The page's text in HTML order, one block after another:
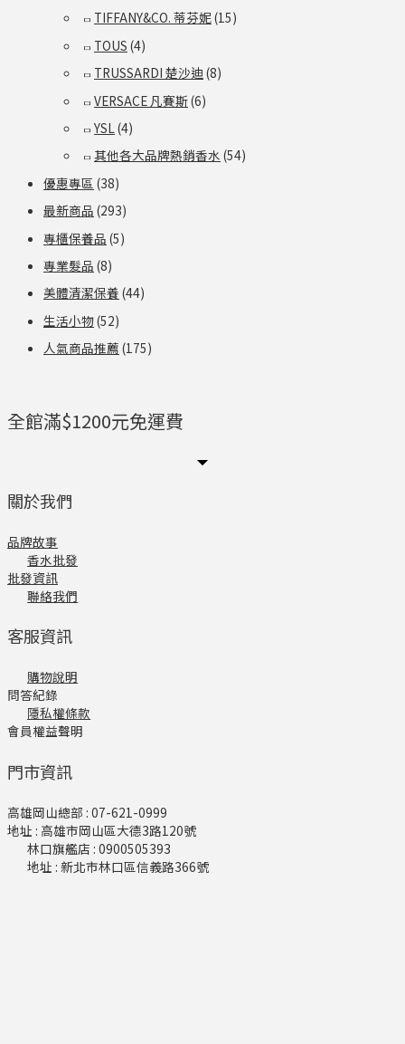
TIFFANY&CO. 蒂芬妮(15)
TOUS (4)
TRUSSARDI 楚沙迪 (8)
VERSACE 凡賽斯(6)
YSL (4)
其他各大品牌熱銷香水 (54)
優惠專區 (38)
最新商品 (293)
專櫃保養品 (5)
專業髮品 (8)
美體清潔保養 (44)
生活小物(52)
人氣商品推薦 (175)
全館滿$1200元免運費
關於我們
品牌故事
香水批發
批發資訊
聯絡我們
客服資訊
購物說明
問答紀錄
隱私權條款
會員權益聲明
門市資訊
高雄岡山總部 : 07-621-0999
地址 : 高雄市岡山區大德3路120號
林口旗艦店​ : 0900505393
地址 : 新北市林口區信義路366號